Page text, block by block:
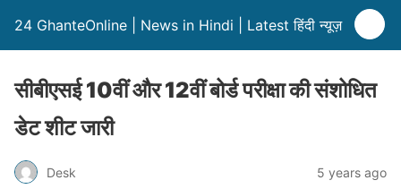
24 GhanteOnline | News in Hindi | Latest हिंदी न्यूज़
सीबीएसई 10वीं और 12वीं बोर्ड परीक्षा की संशोधित
डेट शीट जारी
Desk 5 years ago